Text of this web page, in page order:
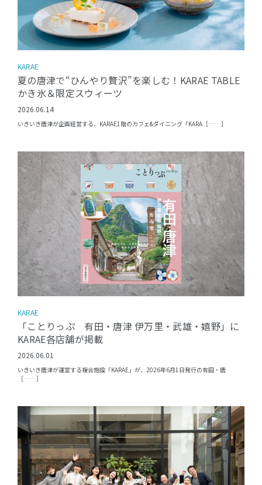
KARAE
夏の唐津で“ひんやり贅沢”を楽しむ！KARAE TABLE
かき氷＆限定スウィーツ
2026.06.14
いきいき唐津が企画経営する、KARAE1階のカフェ&ダイニング「KARA［……］
KARAE
「ことりっぷ 有田・唐津 伊万里・武雄・嬉野」に
KARAE各店舗が掲載
2026.06.01
いきいき唐津が運営する複合施設「KARAE」が、2026年6月1日発行の有田・唐
［……］